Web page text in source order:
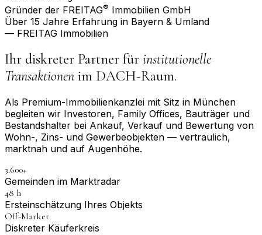
Gründer der FREITAG® Immobilien GmbH
Über 15 Jahre Erfahrung in Bayern & Umland
— FREITAG Immobilien
Ihr diskreter Partner für institutionelle
Transaktionen im DACH-Raum.
Als Premium-Immobilienkanzlei mit Sitz in München
begleiten wir Investoren, Family Offices, Bauträger und
Bestandshalter bei Ankauf, Verkauf und Bewertung von
Wohn-, Zins- und Gewerbeobjekten — vertraulich,
marktnah und auf Augenhöhe.
3.600+
Gemeinden im Marktradar
48 h
Erst­einschätzung Ihres Objekts
Off-Market
Diskreter Käuferkreis